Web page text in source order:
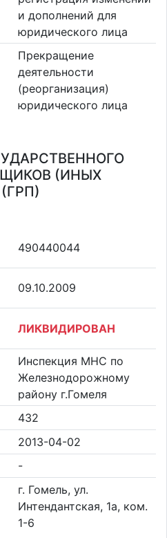
и дополнений для
юридического лица
Прекращение
деятельности
(реорганизация)
юридического лица
(ИНЫХ
490440044
09.10.2009
ЛИКВИДИРОВАН
Инспекция МНС по
Железнодорожному
району г.Гомеля
432
2013-04-02
-
г. Гомель, ул.
Интендантская, 1а, ком.
1-6